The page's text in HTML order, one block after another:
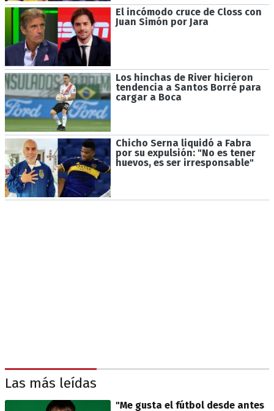
El incómodo cruce de Closs con
Juan Simón por Jara
Los hinchas de River hicieron
tendencia a Santos Borré para
cargar a Boca
Chicho Serna liquidó a Fabra
por su expulsión: "No es tener
huevos, es ser irresponsable"
Las más leídas
"Me gusta el fútbol desde antes